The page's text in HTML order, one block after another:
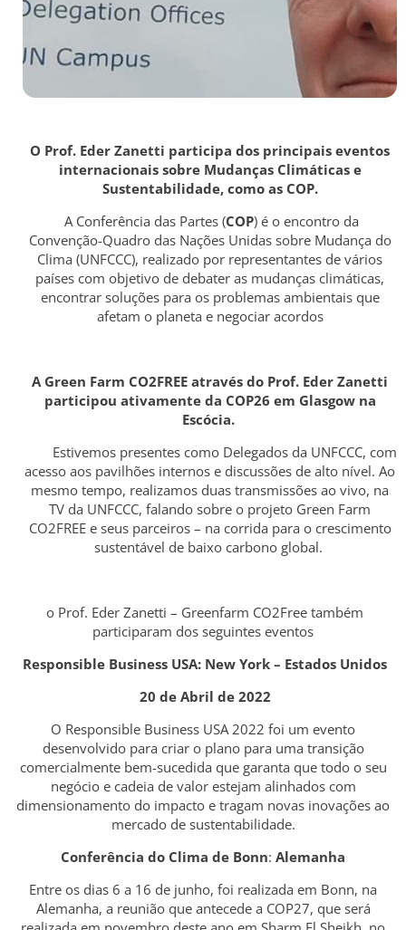
O Prof. Eder Zanetti participa dos principais eventos
internacionais sobre Mudanças Climáticas e
Sustentabilidade, como as COP.
A Conferência das Partes (COP) é o encontro da
Convenção-Quadro das Nações Unidas sobre Mudança do
Clima (UNFCCC), realizado por representantes de vários
países com objetivo de debater as mudanças climáticas,
encontrar soluções para os problemas ambientais que
afetam o planeta e negociar acordos
A Green Farm CO2FREE através do Prof. Eder Zanetti
participou ativamente da COP26 em Glasgow na
Escócia.
Estivemos presentes como Delegados da UNFCCC, com
acesso aos pavilhões internos e discussões de alto nível. Ao
mesmo tempo, realizamos duas transmissões ao vivo, na
TV da UNFCCC, falando sobre o projeto Green Farm
CO2FREE e seus parceiros – na corrida para o crescimento
sustentável de baixo carbono global.
o Prof. Eder Zanetti – Greenfarm CO2Free também
participaram dos seguintes eventos
Responsible Business USA: New York – Estados Unidos
20 de Abril de 2022
O Responsible Business USA 2022 foi um evento
desenvolvido para criar o plano para uma transição
comercialmente bem-sucedida que garanta que todo o seu
negócio e cadeia de valor estejam alinhados com
dimensionamento do impacto e tragam novas inovações ao
mercado de sustentabilidade.
Conferência do Clima de Bonn: Alemanha
Entre os dias 6 a 16 de junho, foi realizada em Bonn, na
Alemanha, a reunião que antecede a COP27, que será